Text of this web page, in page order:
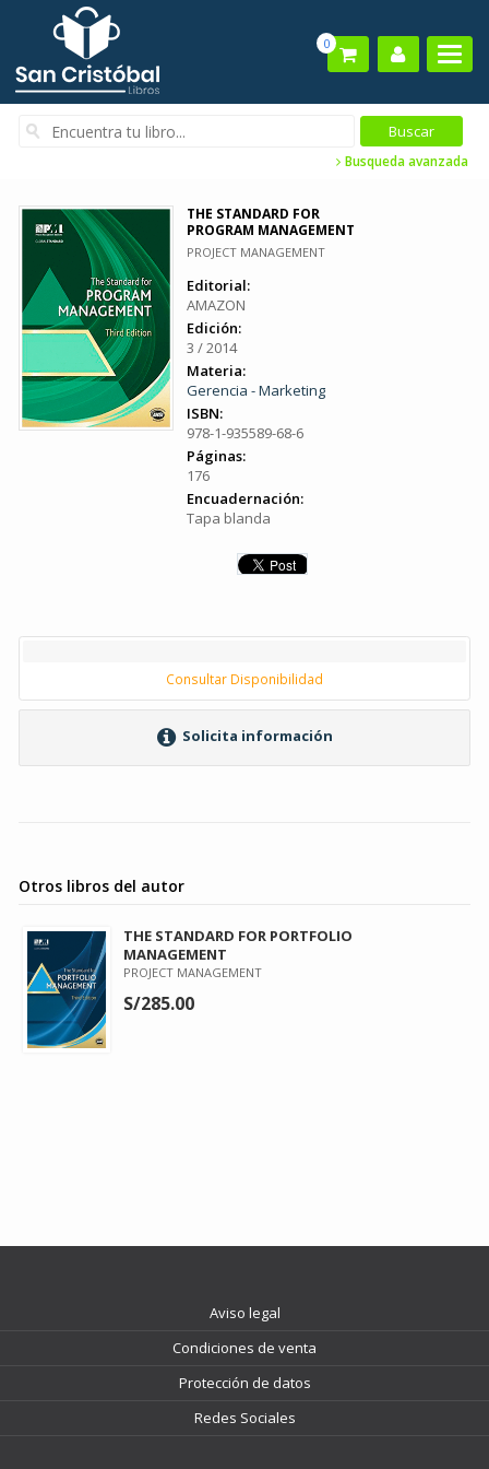
0
Busqueda avanzada
THE STANDARD FOR
PROGRAM MANAGEMENT
PROJECT MANAGEMENT
Editorial:
AMAZON
Edición:
3 / 2014
Materia:
Gerencia - Marketing
ISBN:
978-1-935589-68-6
Páginas:
176
Encuadernación:
Tapa blanda
Consultar Disponibilidad
Solicita información
Otros libros del autor
THE STANDARD FOR PORTFOLIO
MANAGEMENT
PROJECT MANAGEMENT
S/285.00
Aviso legal
Condiciones de venta
Protección de datos
Redes Sociales